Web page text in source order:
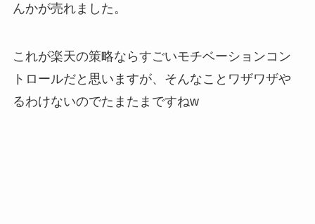
んかが売れました。
これが楽天の策略ならすごいモチベーションコン
トロールだと思いますが、そんなことワザワザや
るわけないのでたまたまですねw